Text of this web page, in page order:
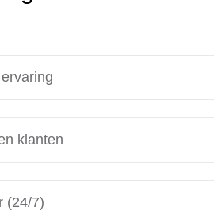
klanten
(24/7)